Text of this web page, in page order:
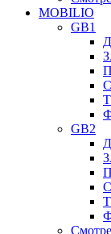
MOBILIO
GB1
GB2